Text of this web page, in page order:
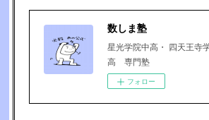
数しま塾
星光学院中高・ 四天王寺
高 専門塾
フォロー